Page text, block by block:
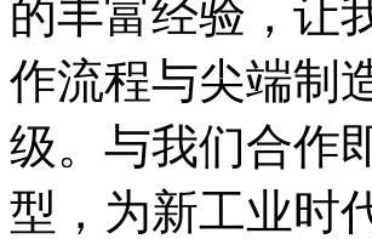
的丰富经验，让
作流程与尖端制
级。与我们合作
型，为新工业